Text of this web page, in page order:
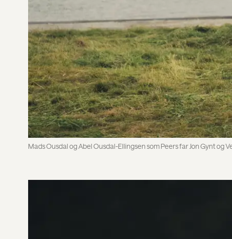
Mads Ousdal og Abel Ousdal-Ellingsen som Peers far Jon Gynt og